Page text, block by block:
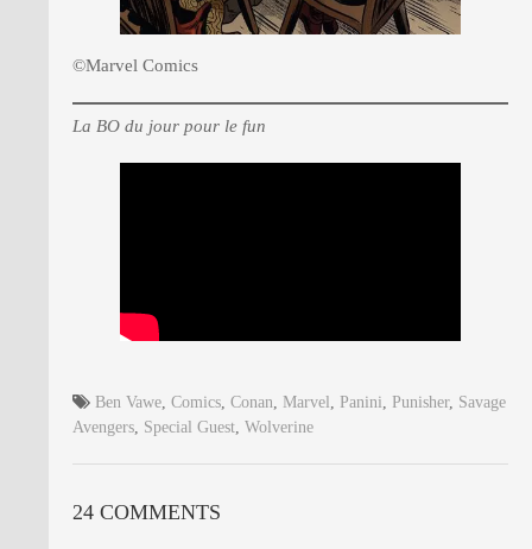
©Marvel Comics
La BO du jour pour le fun
Ben Vawe, Comics, Conan, Marvel , Panini, Punisher, Savage
Avengers, Special Guest, Wolverine
24 COMMENTS